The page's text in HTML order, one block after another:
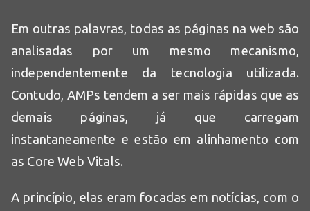
Em outras palavras, todas as páginas na web são
analisadas por um mesmo mecanismo,
independentemente da tecnologia utilizada.
Contudo, AMPs tendem a ser mais rápidas que as
demais páginas, já que carregam
instantaneamente e estão em alinhamento com
as Core Web Vitals.
A princípio, elas eram focadas em notícias, com o